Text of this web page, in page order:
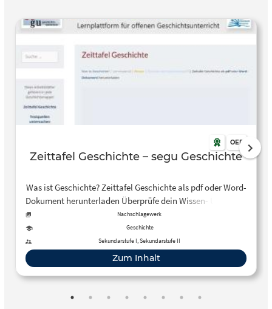
OER
Zeittafel Geschichte – segu Geschichte
Was ist Geschichte? Zeittafel Geschichte als pdf oder Word-
Dokument herunterladen Überprüfe dein Wissen- Überblick
Weltgeschichte.
Nachschlagewerk
Geschichte
Sekundarstufe I, Sekundarstufe II
Zum Inhalt